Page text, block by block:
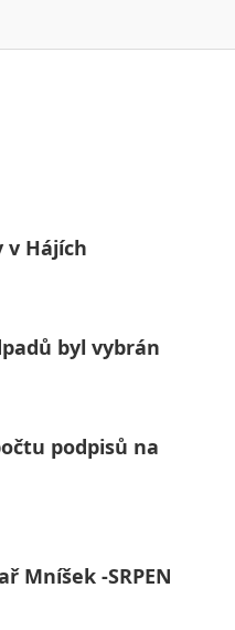
v Hájích
byl vybrán
podpisů na
Mníšek -SRPEN